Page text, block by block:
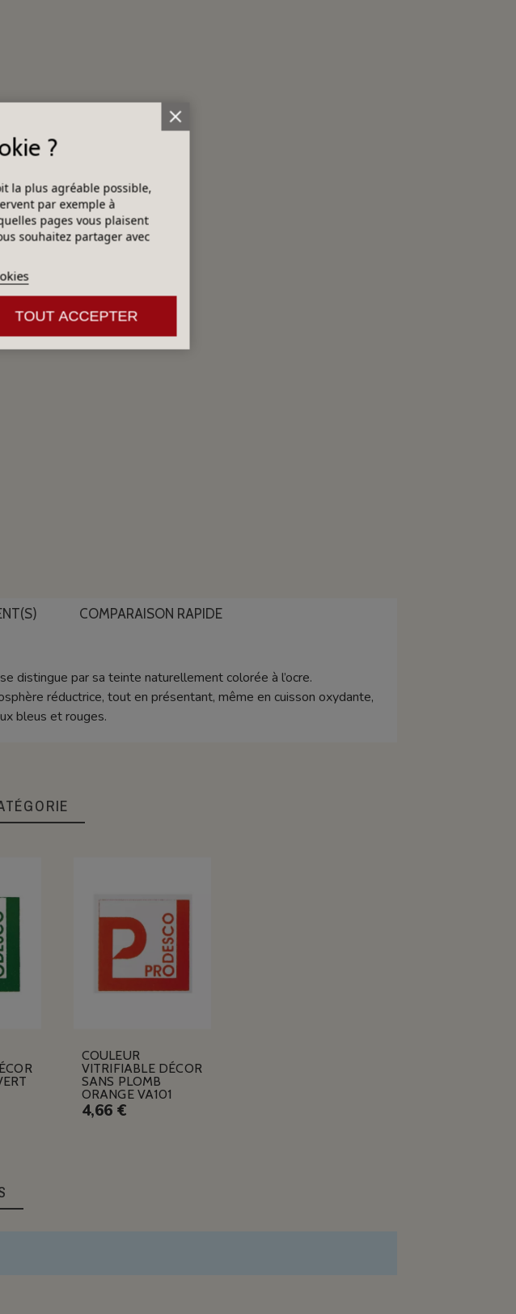
COMPARAISON RAPIDE
distingue par sa teinte naturellement colorée à l’ocre.
réductrice, tout en présentant, même en cuisson oxydante,
bleus et rouges.
COULEUR
VITRIFIABLE DÉCOR
SANS PLOMB
ORANGE VA101
4,66 €
?
la plus agréable possible,
par exemple à
pages vous plaisent
souhaitez partager avec
TOUT ACCEPTER